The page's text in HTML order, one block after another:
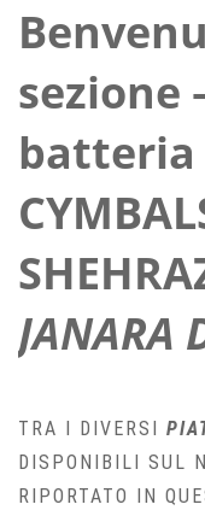
sezione
batteria
JANARA
TRA I DIVERSI
DISPONIBILI SUL
RIPORTATO IN